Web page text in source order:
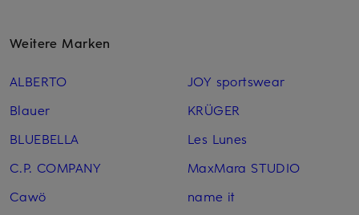
Weitere Marken
ALBERTO
Blauer
BLUEBELLA
C.P. COMPANY
Cawö
JOY sportswear
KRÜGER
Les Lunes
MaxMara STUDIO
name it